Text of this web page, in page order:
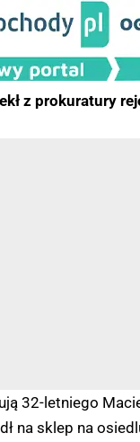
z prokuratury
32-letniego
na sklep na